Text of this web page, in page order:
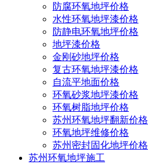
防腐环氧地坪价格
水性环氧地坪漆价格
防静电环氧地坪价格
地坪漆价格
金刚砂地坪价格
复古环氧地坪漆价格
自流平地面价格
环氧砂浆地坪漆价格
环氧树脂地坪价格
苏州环氧地坪翻新价格
环氧地坪维修价格
苏州密封固化地坪价格
苏州环氧地坪施工